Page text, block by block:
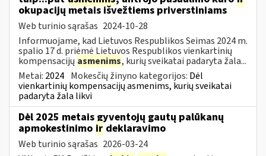
okupacijų metais išvežtiems priverstiniams
Web turinio sąrašas 2024-10-28
Informuojame, kad Lietuvos Respublikos Seimas 2024 m.
spalio 17 d. priėmė Lietuvos Respublikos vienkartinių
kompensacijų asmenims, kurių sveikatai padaryta žala...
Metai: 2024 Mokesčių žinyno kategorijos: Dėl
vienkartinių kompensacijų asmenims, kurių sveikatai
padaryta žala likvi
Dėl 2025 metais gyventojų gautų palūkanų
apmokestinimo ir deklaravimo
Web turinio sąrašas 2026-03-24